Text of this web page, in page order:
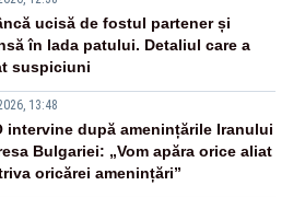
ucisă de fostul partener și
în lada patului. Detaliul care a
suspiciuni
13:48
intervine după amenințările Iranului
Bulgariei: „Vom apăra orice aliat
oricărei amenințări”